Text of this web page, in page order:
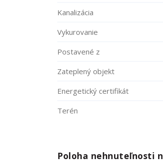
Kanalizácia
Vykurovanie
Postavené z
Zateplený objekt
Energetický certifikát
Terén
Poloha nehnuteľnosti